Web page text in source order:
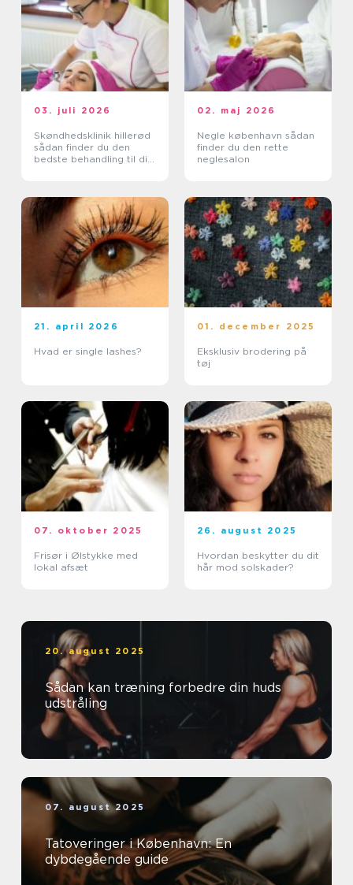
03. juli 2026
Skøndhedsklinik hillerød
sådan finder du den
bedste behandling til din
02. maj 2026
Negle københavn sådan
finder du den rette
neglesalon
21. april 2026
Hvad er single lashes?
01. december 2025
Eksklusiv brodering på
tøj
07. oktober 2025
Frisør i Ølstykke med
lokal afsæt
26. august 2025
Hvordan beskytter du dit
hår mod solskader?
20. august 2025
Sådan kan træning forbedre din huds
udstråling
07. august 2025
Tatoveringer i København: En
dybdegående guide